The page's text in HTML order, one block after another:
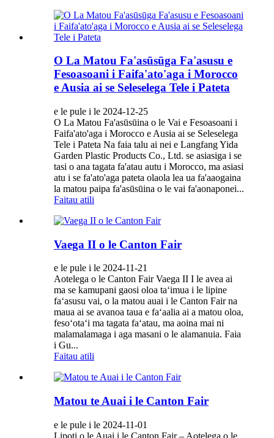
O La Matou Fa'asūsūga Fa'asusu e
Fesoasoani i Faifa'ato'aga i Morocco
e Ausia ai se Seleselega Tele i Pateta
e le pule i le 2024-12-25
O La Matou Fa'asūsūina o le Vai e Fesoasoani i
Faifa'ato'aga i Morocco e Ausia ai se Seleselega
Tele i Pateta Na faia talu ai nei e Langfang Yida
Garden Plastic Products Co., Ltd. se asiasiga i se
tasi o ana tagata fa'atau autu i Morocco, ma asiasi
atu i se fa'ato'aga pateta olaola lea ua fa'aaogaina
la matou paipa fa'asūsūina o le vai fa'aonaponei...
Faitau atili
Vaega II o le Canton Fair
e le pule i le 2024-11-21
Aotelega o le Canton Fair Vaega II I le avea ai
ma se kamupani gaosi oloa taʻimua i le lipine
faʻasusu vai, o la matou auai i le Canton Fair na
maua ai se avanoa taua e faʻaalia ai a matou oloa,
fesoʻotaʻi ma tagata faʻatau, ma aoina mai ni
malamalamaga i aga masani o le alamanuia. Faia
i Gu...
Faitau atili
Matou te Auai i le Canton Fair
e le pule i le 2024-11-01
Lipoti o le Auai i le Canton Fair – Aotelega o le